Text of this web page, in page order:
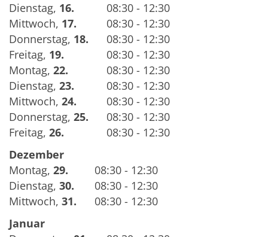
Dienstag, 16.
08:30 - 12:30
Mittwoch, 17.
08:30 - 12:30
Donnerstag, 18.
08:30 - 12:30
Freitag, 19.
08:30 - 12:30
Montag, 22.
08:30 - 12:30
Dienstag, 23.
08:30 - 12:30
Mittwoch, 24.
08:30 - 12:30
Donnerstag, 25.
08:30 - 12:30
Freitag, 26.
08:30 - 12:30
Dezember
Montag, 29.
08:30 - 12:30
Dienstag, 30.
08:30 - 12:30
Mittwoch, 31.
08:30 - 12:30
Januar